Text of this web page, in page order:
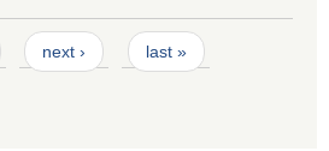
next › last »